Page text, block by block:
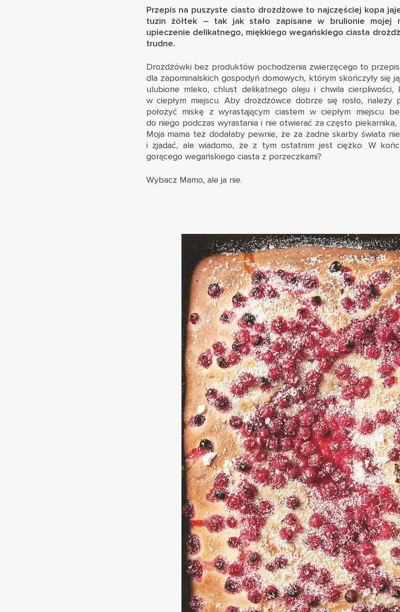
Przepis na puszyste ciasto drożdżowe to najczęściej kopa
tuzin żółtek – tak jak stało zapisane w brulionie mojej
upieczenie delikatnego, miękkiego wegańskiego ciasta
trudne.
Drożdżówki bez produktów pochodzenia zwierzęcego to
dla zapominalskich gospodyń domowych, którym skończyły się
ulubione mleko, chlust delikatnego oleju i chwila cierpliwości,
w ciepłym miejscu. Aby drożdżówce dobrze się rosło, należy
położyć miskę z wyrastającym ciastem w ciepłym miejscu
do niego podczas wyrastania i nie otwierać za często piekarnika,
Moja mama też dodałaby pewnie, że za żadne skarby świata
i zjadać, ale wiadomo, że z tym ostatnim jest ciężko. W
gorącego wegańskiego ciasta z porzeczkami?
Wybacz Mamo, ale ja nie.